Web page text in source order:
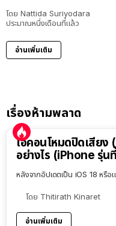
โดย Nattida Suriyodara
ประมาณหนึ่งเดือนที่แล้ว
อ่านเพิ่มเติม
เรื่องห้ามพลาด
ไอคอนโหมดปิดเสียง
อย่างไร (iPhone รุ่
หลังจากอัปเดตเป็น iOS 18 หรื
โดย Thitirath Kinaret
อ่านเพิ่มเติม